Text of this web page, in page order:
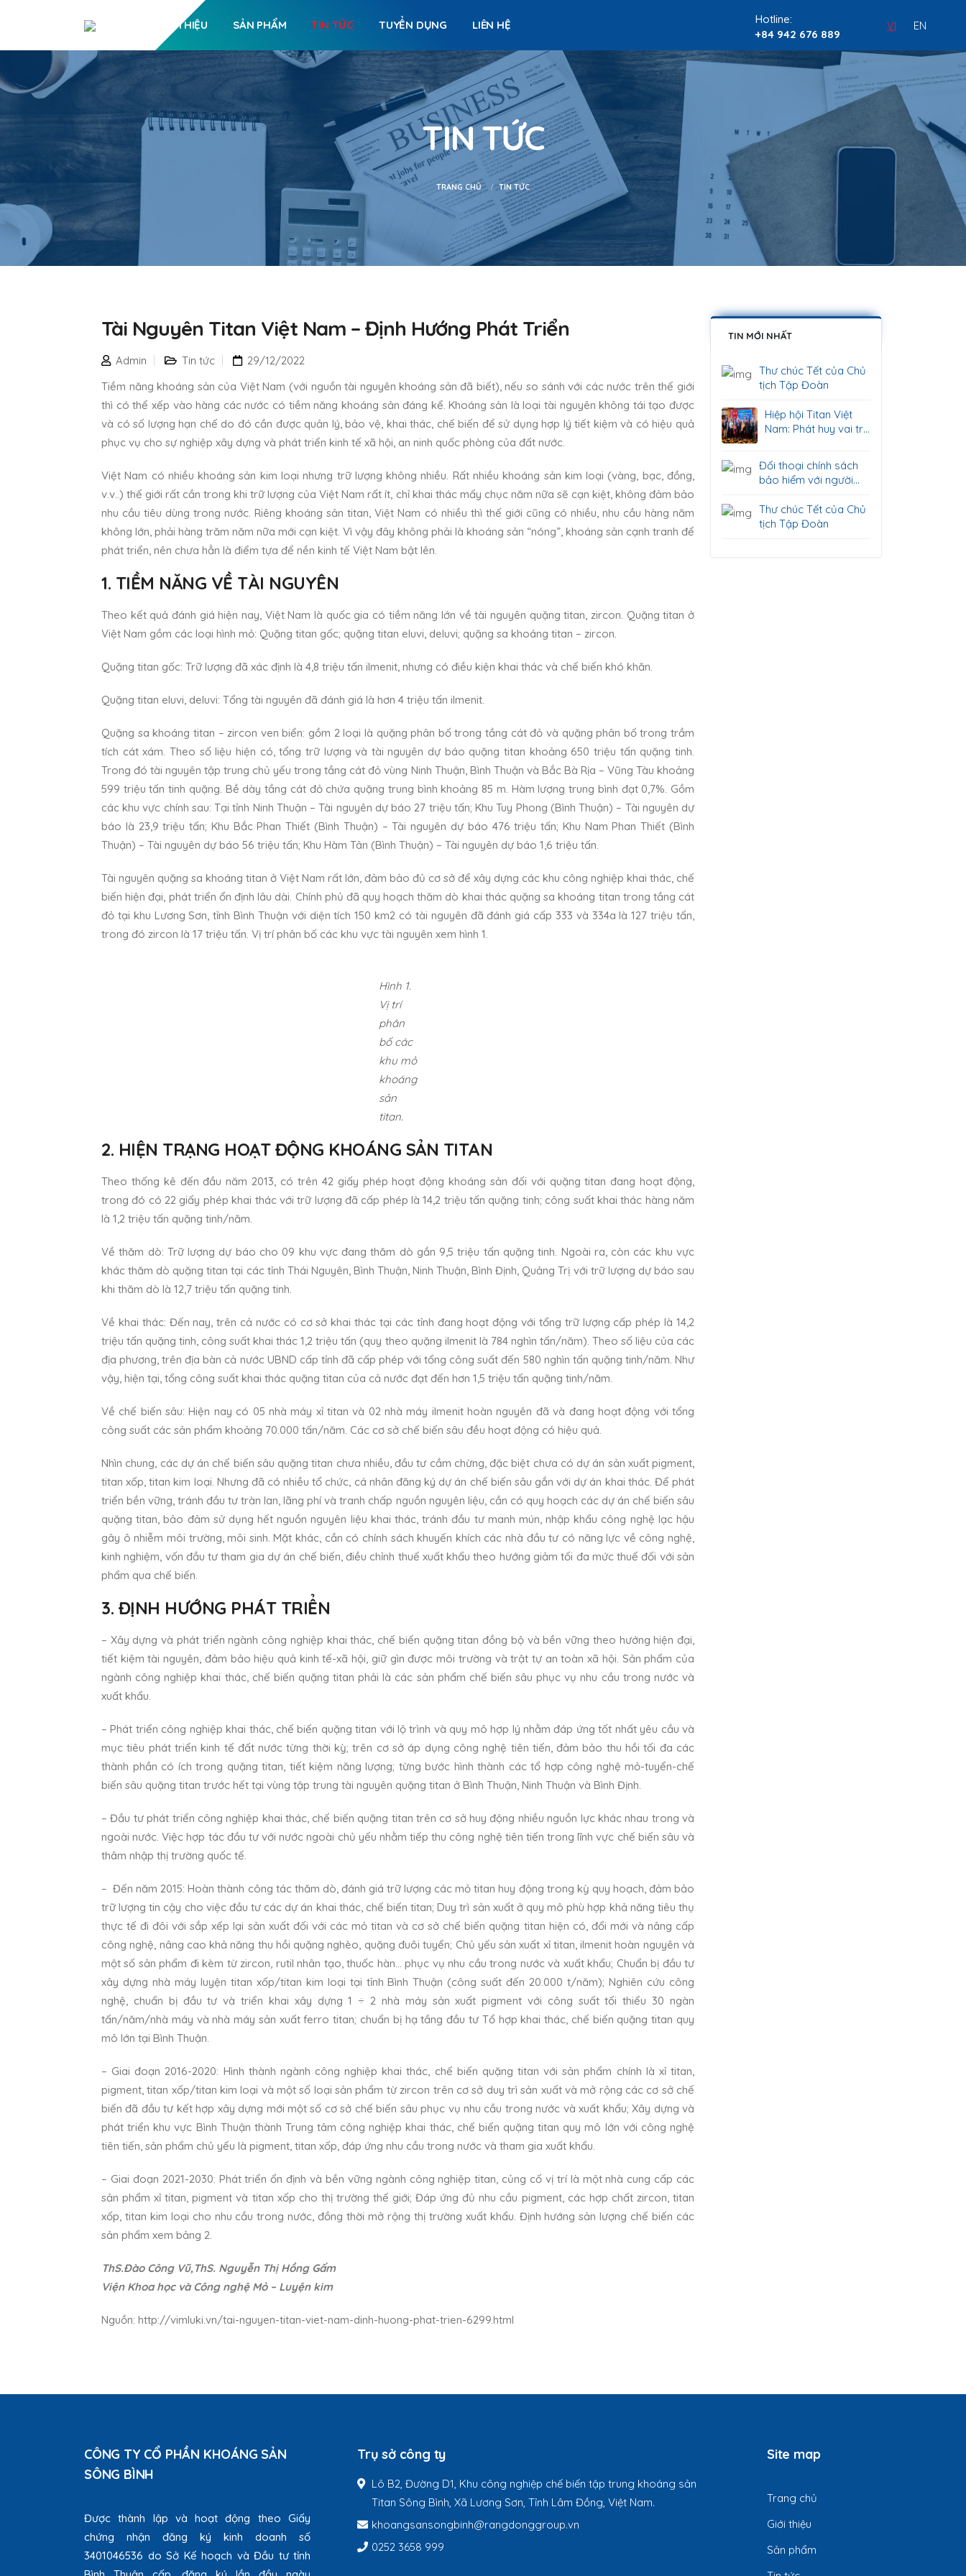
GIỚI THIỆU SẢN PHẨM TIN TỨC TUYỂN DỤNG LIÊN HỆ
Hotline:
+84 942 676 889
VI EN
TIN TỨC
TRANG CHỦ TIN TỨC
Tài Nguyên Titan Việt Nam – Định Hướng Phát Triển
Admin Tin tức
29/12/2022
Tiềm năng khoáng sản của Việt Nam (với nguồn tài nguyên khoáng sản đã biết), nếu so sánh với các nước trên thế giới
thì có thể xếp vào hàng các nước có tiềm năng khoáng sản đáng kể. Khoáng sản là loại tài nguyên không tái tạo được
và có số lượng hạn chế do đó cần được quản lý, bảo vệ, khai thác, chế biến để sử dụng hợp lý tiết kiệm và có hiệu quả
phục vụ cho sự nghiệp xây dựng và phát triển kinh tế xã hội, an ninh quốc phòng của đất nước.
Việt Nam có nhiều khoáng sản kim loại nhưng trữ lượng không nhiều. Rất nhiều khoáng sản kim loại (vàng, bạc, đồng,
v.v..) thế giới rất cần trong khi trữ lượng của Việt Nam rất ít, chỉ khai thác mấy chục năm nữa sẽ cạn kiệt, không đảm bảo
nhu cầu tiêu dùng trong nước. Riêng khoáng sản titan, Việt Nam có nhiều thì thế giới cũng có nhiều, nhu cầu hàng năm
không lớn, phải hàng trăm năm nữa mới cạn kiệt. Vì vậy đây không phải là khoáng sản “nóng”, khoáng sản cạnh tranh để
phát triển, nên chưa hẳn là điểm tựa để nền kinh tế Việt Nam bật lên.
1. TIỀM NĂNG VỀ TÀI NGUYÊN
Theo kết quả đánh giá hiện nay, Việt Nam là quốc gia có tiềm năng lớn về tài nguyên quặng titan, zircon. Quặng titan ở
Việt Nam gồm các loại hình mỏ: Quặng titan gốc; quặng titan eluvi, deluvi; quặng sa khoáng titan – zircon.
Quặng titan gốc: Trữ lượng đã xác định là 4,8 triệu tấn ilmenit, nhưng có điều kiện khai thác và chế biến khó khăn.
Quặng titan eluvi, deluvi: Tổng tài nguyên đã đánh giá là hơn 4 triệu tấn ilmenit.
Quặng sa khoáng titan – zircon ven biển: gồm 2 loại là quặng phân bố trong tầng cát đỏ và quặng phân bố trong trầm
tích cát xám. Theo số liệu hiện có, tổng trữ lượng và tài nguyên dự báo quặng titan khoảng 650 triệu tấn quặng tinh.
Trong đó tài nguyên tập trung chủ yếu trong tầng cát đỏ vùng Ninh Thuận, Bình Thuận và Bắc Bà Rịa – Vũng Tàu khoảng
599 triệu tấn tinh quặng. Bề dày tầng cát đỏ chứa quặng trung bình khoảng 85 m. Hàm lượng trung bình đạt 0,7%. Gồm
các khu vực chính sau: Tại tỉnh Ninh Thuận – Tài nguyên dự báo 27 triệu tấn; Khu Tuy Phong (Bình Thuận) – Tài nguyên dự
báo là 23,9 triệu tấn; Khu Bắc Phan Thiết (Bình Thuận) – Tài nguyên dự báo 476 triệu tấn; Khu Nam Phan Thiết (Bình
Thuận) – Tài nguyên dự báo 56 triệu tấn; Khu Hàm Tân (Bình Thuận) – Tài nguyên dự báo 1,6 triệu tấn.
Tài nguyên quặng sa khoáng titan ở Việt Nam rất lớn, đảm bảo đủ cơ sở để xây dựng các khu công nghiệp khai thác, chế
biến hiện đại, phát triển ổn định lâu dài. Chính phủ đã quy hoạch thăm dò khai thác quặng sa khoáng titan trong tầng cát
đỏ tại khu Lương Sơn, tỉnh Bình Thuận với diện tích 150 km2 có tài nguyên đã đánh giá cấp 333 và 334a là 127 triệu tấn,
trong đó zircon là 17 triệu tấn. Vị trí phân bố các khu vực tài nguyên xem hình 1.
Hình 1.
Vị trí
phân
bố các
khu mỏ
khoáng
sản
titan.
2. HIỆN TRẠNG HOẠT ĐỘNG KHOÁNG SẢN TITAN
Theo thống kê đến đầu năm 2013, có trên 42 giấy phép hoạt động khoáng sản đối với quặng titan đang hoạt động,
trong đó có 22 giấy phép khai thác với trữ lượng đã cấp phép là 14,2 triệu tấn quặng tinh; công suất khai thác hàng năm
là 1,2 triệu tấn quặng tinh/năm.
Về thăm dò: Trữ lượng dự báo cho 09 khu vực đang thăm dò gần 9,5 triệu tấn quặng tinh. Ngoài ra, còn các khu vực
khác thăm dò quặng titan tại các tỉnh Thái Nguyên, Bình Thuận, Ninh Thuận, Bình Định, Quảng Trị với trữ lượng dự báo sau
khi thăm dò là 12,7 triệu tấn quặng tinh.
Về khai thác: Đến nay, trên cả nước có cơ sở khai thác tại các tỉnh đang hoạt động với tổng trữ lượng cấp phép là 14,2
triệu tấn quặng tinh, công suất khai thác 1,2 triệu tấn (quy theo quặng ilmenit là 784 nghìn tấn/năm). Theo số liệu của các
địa phương, trên địa bàn cả nước UBND cấp tỉnh đã cấp phép với tổng công suất đến 580 nghìn tấn quặng tinh/năm. Như
vậy, hiện tại, tổng công suất khai thác quặng titan của cả nước đạt đến hơn 1,5 triệu tấn quặng tinh/năm.
Về chế biến sâu: Hiện nay có 05 nhà máy xỉ titan và 02 nhà máy ilmenit hoàn nguyên đã và đang hoạt động với tổng
công suất các sản phẩm khoảng 70.000 tấn/năm. Các cơ sở chế biến sâu đều hoạt động có hiệu quả.
Nhìn chung, các dự án chế biến sâu quặng titan chưa nhiều, đầu tư cầm chừng, đặc biệt chưa có dự án sản xuất pigment,
titan xốp, titan kim loại. Nhưng đã có nhiều tổ chức, cá nhân đăng ký dự án chế biến sâu gắn với dự án khai thác. Để phát
triển bền vững, tránh đầu tư tràn lan, lãng phí và tranh chấp nguồn nguyên liệu, cần có quy hoạch các dự án chế biến sâu
quặng titan, bảo đảm sử dụng hết nguồn nguyên liệu khai thác, tránh đầu tư manh mún, nhập khẩu công nghệ lạc hậu
gây ô nhiễm môi trường, môi sinh. Mặt khác, cần có chính sách khuyến khích các nhà đầu tư có năng lực về công nghệ,
kinh nghiệm, vốn đầu tư tham gia dự án chế biến, điều chỉnh thuế xuất khẩu theo hướng giảm tối đa mức thuế đối với sản
phẩm qua chế biến.
3. ĐỊNH HƯỚNG PHÁT TRIỂN
– Xây dựng và phát triển ngành công nghiệp khai thác, chế biến quặng titan đồng bộ và bền vững theo hướng hiện đại,
tiết kiệm tài nguyên, đảm bảo hiệu quả kinh tế-xã hội, giữ gìn được môi trường và trật tự an toàn xã hội. Sản phẩm của
ngành công nghiệp khai thác, chế biến quặng titan phải là các sản phẩm chế biến sâu phục vụ nhu cầu trong nước và
xuất khẩu.
– Phát triển công nghiệp khai thác, chế biến quặng titan với lộ trình và quy mô hợp lý nhằm đáp ứng tốt nhất yêu cầu và
mục tiêu phát triển kinh tế đất nước từng thời kỳ; trên cơ sở áp dụng công nghệ tiên tiến, đảm bảo thu hồi tối đa các
thành phần có ích trong quặng titan, tiết kiệm năng lượng; từng bước hình thành các tổ hợp công nghệ mỏ-tuyển-chế
biến sâu quặng titan trước hết tại vùng tập trung tài nguyên quặng titan ở Bình Thuận, Ninh Thuận và Bình Định.
– Đầu tư phát triển công nghiệp khai thác, chế biến quặng titan trên cơ sở huy động nhiều nguồn lực khác nhau trong và
ngoài nước. Việc hợp tác đầu tư với nước ngoài chủ yếu nhằm tiếp thu công nghệ tiên tiến trong lĩnh vực chế biến sâu và
thâm nhập thị trường quốc tế.
– Đến năm 2015: Hoàn thành công tác thăm dò, đánh giá trữ lượng các mỏ titan huy động trong kỳ quy hoạch, đảm bảo
trữ lượng tin cậy cho việc đầu tư các dự án khai thác, chế biến titan; Duy trì sản xuất ở quy mô phù hợp khả năng tiêu thụ
thực tế đi đôi với sắp xếp lại sản xuất đối với các mỏ titan và cơ sở chế biến quặng titan hiện có, đổi mới và nâng cấp
công nghệ, nâng cao khả năng thu hồi quặng nghèo, quặng đuôi tuyển; Chủ yếu sản xuất xỉ titan, ilmenit hoàn nguyên và
một số sản phẩm đi kèm từ zircon, rutil nhân tạo, thuốc hàn… phục vụ nhu cầu trong nước và xuất khẩu; Chuẩn bị đầu tư
xây dựng nhà máy luyện titan xốp/titan kim loại tại tỉnh Bình Thuận (công suất đến 20.000 t/năm); Nghiên cứu công
nghệ, chuẩn bị đầu tư và triển khai xây dựng 1 ÷ 2 nhà máy sản xuất pigment với công suất tối thiểu 30 ngàn
tấn/năm/nhà máy và nhà máy sản xuất ferro titan; chuẩn bị hạ tầng đầu tư Tổ hợp khai thác, chế biến quặng titan quy
mô lớn tại Bình Thuận.
– Giai đoạn 2016-2020: Hình thành ngành công nghiệp khai thác, chế biến quặng titan với sản phẩm chính là xỉ titan,
pigment, titan xốp/titan kim loại và một số loại sản phẩm từ zircon trên cơ sở duy trì sản xuất và mở rộng các cơ sở chế
biến đã đầu tư kết hợp xây dựng mới một số cơ sở chế biến sâu phục vụ nhu cầu trong nước và xuất khẩu; Xây dựng và
phát triển khu vực Bình Thuận thành Trung tâm công nghiệp khai thác, chế biến quặng titan quy mô lớn với công nghệ
tiên tiến, sản phẩm chủ yếu là pigment, titan xốp, đáp ứng nhu cầu trong nước và tham gia xuất khẩu.
– Giai đoạn 2021-2030: Phát triển ổn định và bền vững ngành công nghiệp titan, củng cố vị trí là một nhà cung cấp các
sản phẩm xỉ titan, pigment và titan xốp cho thị trường thế giới; Đáp ứng đủ nhu cầu pigment, các hợp chất zircon, titan
xốp, titan kim loại cho nhu cầu trong nước, đồng thời mở rộng thị trường xuất khẩu. Định hướng sản lượng chế biến các
sản phẩm xem bảng 2.
ThS.Đào Công Vũ,ThS. Nguyễn Thị Hồng Gấm
Viện Khoa học và Công nghệ Mỏ – Luyện kim
Nguồn: http://vimluki.vn/tai-nguyen-titan-viet-nam-dinh-huong-phat-trien-6299.html
TIN MỚI NHẤT
Thư chúc Tết của Chủ
tịch Tập Đoàn
Hiệp hội Titan Việt
Nam: Phát huy vai trò
nghiệp và cơ quan
quản lý
Đối thoại chính sách
bảo hiểm với người
nghiệp Sông Bình
Thư chúc Tết của Chủ
tịch Tập Đoàn
CÔNG TY CỔ PHẦN KHOÁNG SẢN
SÔNG BÌNH
Được thành lập và hoạt động theo Giấy
chứng nhận đăng ký kinh doanh số
3401046536 do Sở Kế hoạch và Đầu tư tỉnh
Trụ sở công ty
Lô B2, Đường D1, Khu công nghiệp chế biến tập trung khoáng sản
Titan Sông Bình, Xã Lương Sơn, Tỉnh Lâm Đồng, Việt Nam.
khoangsansongbinh@rangdonggroup.vn
0252 3658 999
Site map
Trang chủ
Giới thiệu
Sản phẩm